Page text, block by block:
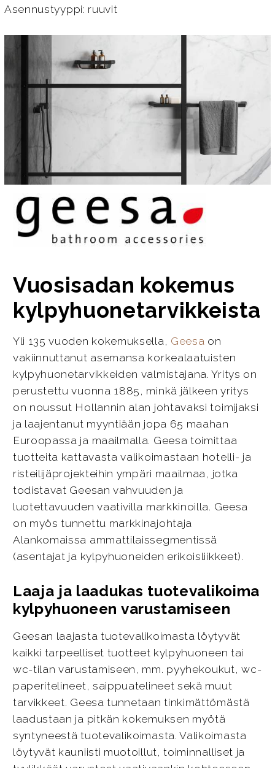
Asennustyyppi: ruuvit
Vuosisadan kokemus
kylpyhuonetarvikkeista
Yli 135 vuoden kokemuksella, Geesa on
vakiinnuttanut asemansa korkealaatuisten
kylpyhuonetarvikkeiden valmistajana. Yritys on
perustettu vuonna 1885, minkä jälkeen yritys
on noussut Hollannin alan johtavaksi toimijaksi
ja laajentanut myyntiään jopa 65 maahan
Euroopassa ja maailmalla. Geesa toimittaa
tuotteita kattavasta valikoimastaan hotelli- ja
risteilijäprojekteihin ympäri maailmaa, jotka
todistavat Geesan vahvuuden ja
luotettavuuden vaativilla markkinoilla. Geesa
on myös tunnettu markkinajohtaja
Alankomaissa ammattilaissegmentissä
(asentajat ja kylpyhuoneiden erikoisliikkeet).
Laaja ja laadukas tuotevalikoima
kylpyhuoneen varustamiseen
Geesan laajasta tuotevalikoimasta löytyvät
kaikki tarpeelliset tuotteet kylpyhuoneen tai
wc-tilan varustamiseen, mm. pyyhekoukut, wc-
paperitelineet, saippuatelineet sekä muut
tarvikkeet. Geesa tunnetaan tinkimättömästä
laadustaan ja pitkän kokemuksen myötä
syntyneestä tuotevalikoimasta. Valikoimasta
löytyvät kauniisti muotoillut, toiminnalliset ja